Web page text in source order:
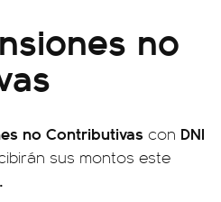
no
no Contributivas con DNI
sus montos este